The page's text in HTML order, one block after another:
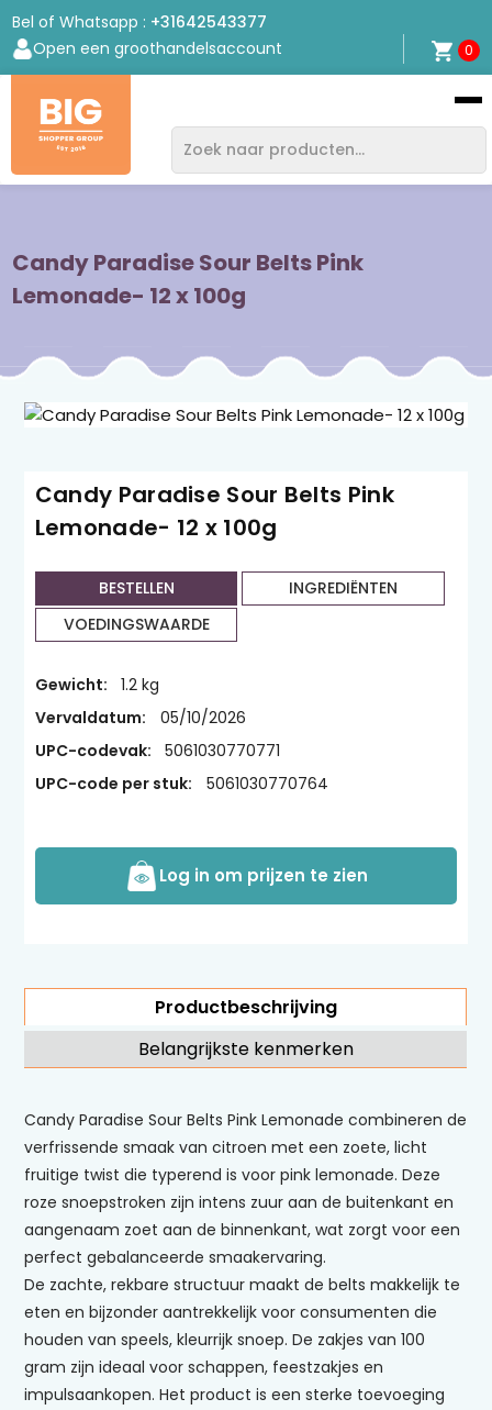
Bel of Whatsapp : +31642543377
Open een groothandelsaccount
0
Bigshopper
Group
Candy Paradise Sour Belts Pink
Lemonade- 12 x 100g
Candy Paradise Sour Belts Pink
Lemonade- 12 x 100g
BESTELLEN
INGREDIËNTEN
VOEDINGSWAARDE
Gewicht:
1.2 kg
Vervaldatum:
05/10/2026
UPC-codevak:
5061030770771
UPC-code per stuk:
5061030770764
Log in om prijzen te zien
Productbeschrijving
Candy Paradise Sour Belts Pink Lemonade combineren de
verfrissende smaak van citroen met een zoete, licht
fruitige twist die typerend is voor pink lemonade. Deze
roze snoepstroken zijn intens zuur aan de buitenkant en
aangenaam zoet aan de binnenkant, wat zorgt voor een
perfect gebalanceerde smaakervaring.
De zachte, rekbare structuur maakt de belts makkelijk te
eten en bijzonder aantrekkelijk voor consumenten die
houden van speels, kleurrijk snoep. De zakjes van 100
gram zijn ideaal voor schappen, feestzakjes en
impulsaankopen. Het product is een sterke toevoeging
Belangrijkste kenmerken